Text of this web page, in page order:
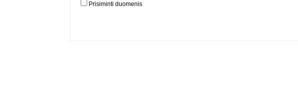
Prisiminti duomenis